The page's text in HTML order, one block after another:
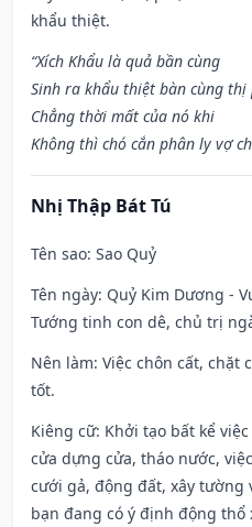
khẩu thiệt.
“Xích Khẩu là quả bần cùng
Sinh ra khẩu thiệt bàn cùng thị
Chẳng thời mất của nó khi
Không thì chó cắn phân ly vợ
Nhị Thập Bát Tú
Tên sao: Sao Quỷ
Tên ngày: Quỷ Kim Dương -
Tướng tinh con dê, chủ trị
Nên làm: Việc chôn cất, chặt
tốt.
Kiêng cữ: Khởi tạo bất kể
cửa dựng cửa, tháo nước,
cưới gả, động đất, xây tường
bạn đang có ý định động